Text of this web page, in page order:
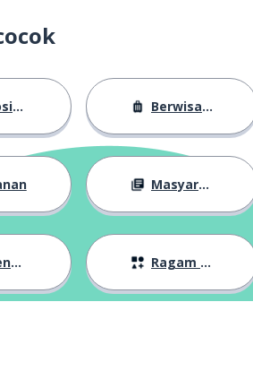
Berwisata
Masyarakat
Ragam Topik